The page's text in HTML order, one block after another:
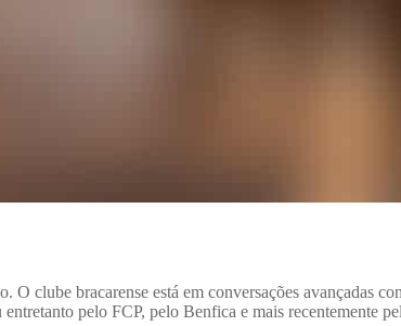
clube bracarense está em conversações avançadas
pelo FCP, pelo Benfica e mais recentemente